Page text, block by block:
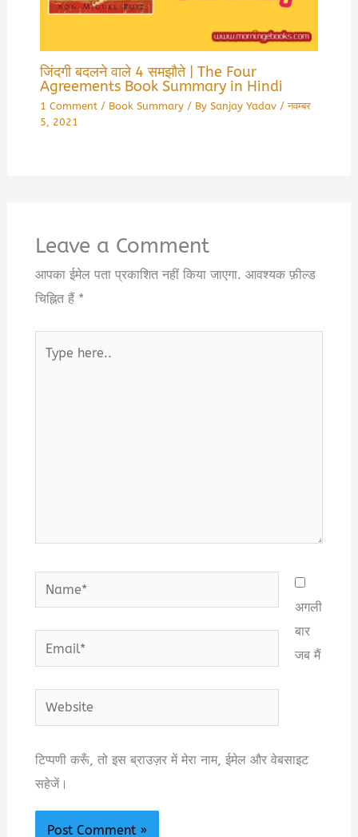
जिंदगी बदलने वाले 4 समझौते | The Four
Agreements Book Summary in Hindi
1 Comment / Book Summary/ By Sanjay Yadav /नवम्बर
5, 2021
Leave a Comment
आपका ईमेल पता प्रकाशित नहीं किया जाएगा. आवश्यक फ़ील्ड
चिह्नित हैं *
here..
Name*
Email*
Website
अगली
बार
जब मैं
टिप्पणी करूँ, तो इस ब्राउज़र में मेरा नाम, ईमेल और वेबसाइट
सहेजें।